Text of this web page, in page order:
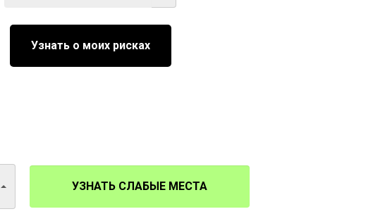
Узнать о моих рисках
УЗНАТЬ СЛАБЫЕ МЕСТА